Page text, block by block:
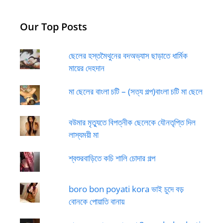
Our Top Posts
ছেলের হস্তমৈথুনের বদঅভ্যাস ছাড়াতে ধার্মিক
মায়ের দেহদান
মা ছেলের বাংলা চটি – (সত্য গল্প)বাংলা চটি মা ছেলে
বউমার মৃত্যুতে বিপত্নীক ছেলেকে যৌনতৃপ্তি দিল
লাস্যময়ী মা
শ্বশুরবাড়িতে কচি শালি চোদার গল্প
boro bon poyati kora ভাই চুদে বড়
বোনকে পোয়াতি বানায়